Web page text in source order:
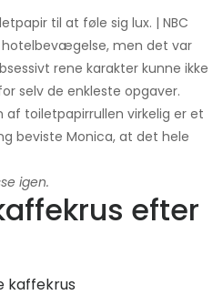
til at føle sig lux. | NBC
men det var
rene karakter kunne ikke
selv de enkleste opgaver.
af ​​toiletpapirrullen virkelig er et
beviste Monica, at det hele
igen.
efter